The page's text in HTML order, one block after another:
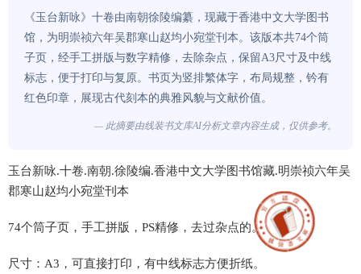
《玉台新咏》十卷由南朝徐陵编纂，现藏于香港中文大学图书
馆，为明崇祯六年吴郡寒山赵均小宛堂刊本。该版本共74个筒
子页，经手工拼版与数字精修，去除杂点，保留A3尺寸及中线
标志，便于打印与复原。书页为竖排繁体字，布局规整，钤有
红色印章，展现古代刻本的典雅风貌与文献价值。
— 此摘要由线装书文库AI分析文章内容生成，仅供参考。
玉台新咏.十卷.南朝.徐陵编.香港中文大学图书馆藏.明崇祯六年吴
郡寒山赵均小宛堂刊本
74个筒子页，手工拼版，PS精修，去过杂点的。
尺寸：A3，可直接打印，有中线标志方便折纸。